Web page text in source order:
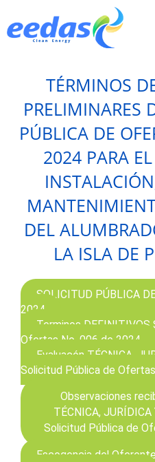
TÉRMINOS
PRELIMINARES
PÚBLICA DE
2024 PARA
DEL
LA ISLA DE
SOLICITUD PÚBLICA
2024
Terminos
Ofertas No. 006 de 2024.
Evaluacón TÉCNICA,
Solicitud Pública de
Observaciones
TÉCNICA,
Solicitud Pública de
Escogencia del